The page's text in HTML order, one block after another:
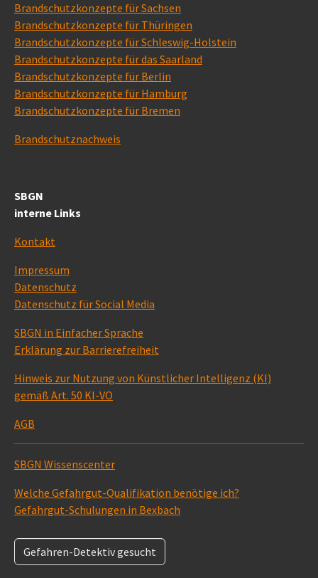
Brandschutzkonzepte für Sachsen
Brandschutzkonzepte für Thüringen
Brandschutzkonzepte für Schleswig-Holstein
Brandschutzkonzepte für das Saarland
Brandschutzkonzepte für Berlin
Brandschutzkonzepte für Hamburg
Brandschutzkonzepte für Bremen
Brandschutznachweis
SBGN
interne Links
Kontakt
Impressum
Datenschutz
Datenschutz für Social Media
SBGN in Einfacher Sprache
Erklärung zur Barrierefreiheit
Hinweis zur Nutzung von Künstlicher Intelligenz (KI)
gemäß Art. 50 KI-VO
AGB
SBGN Wissenscenter
Welche Gefahrgut-Qualifikation benötige ich?
Gefahrgut-Schulungen in Bexbach
Gefahren-Detektiv gesucht